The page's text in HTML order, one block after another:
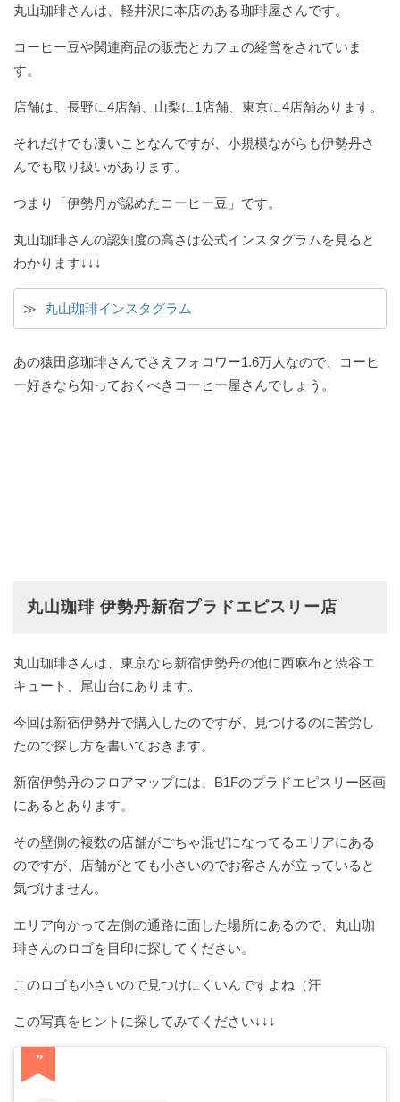
丸山珈琲さんは、軽井沢に本店のある珈琲屋さんです。
コーヒー豆や関連商品の販売とカフェの経営をされていま
す。
店舗は、長野に4店舗、山梨に1店舗、東京に4店舗あります。
それだけでも凄いことなんですが、小規模ながらも伊勢丹さ
んでも取り扱いがあります。
つまり「伊勢丹が認めたコーヒー豆」です。
丸山珈琲さんの認知度の高さは公式インスタグラムを見ると
わかります↓↓↓
≫ 丸山珈琲インスタグラム
あの猿田彦珈琲さんでさえフォロワー1.6万人なので、コーヒ
ー好きなら知っておくべきコーヒー屋さんでしょう。
丸山珈琲 伊勢丹新宿プラドエピスリー店
丸山珈琲さんは、東京なら新宿伊勢丹の他に西麻布と渋谷エ
キュート、尾山台にあります。
今回は新宿伊勢丹で購入したのですが、見つけるのに苦労し
たので探し方を書いておきます。
新宿伊勢丹のフロアマップには、B1Fのプラドエピスリー区画
にあるとあります。
その壁側の複数の店舗がごちゃ混ぜになってるエリアにある
のですが、店舗がとても小さいのでお客さんが立っていると
気づけません。
エリア向かって左側の通路に面した場所にあるので、丸山珈
琲さんのロゴを目印に探してください。
このロゴも小さいので見つけにくいんですよね（汗
この写真をヒントに探してみてください↓↓↓